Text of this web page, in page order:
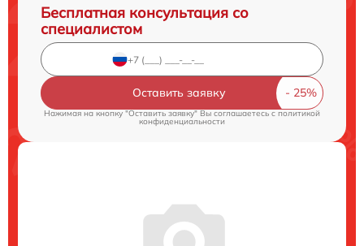
Бесплатная консультация со
специалистом
Оставить заявку
Нажимая на кнопку "Оставить заявку" Вы соглашаетесь cполитикой
конфиденциальности